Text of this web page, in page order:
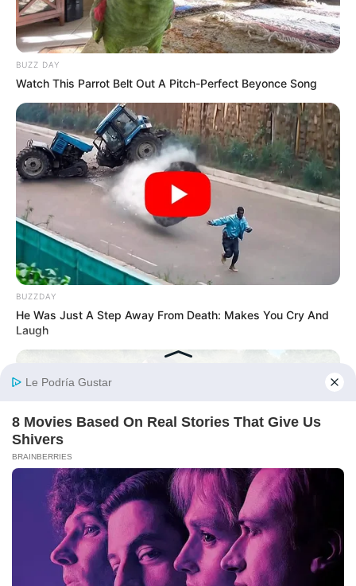
BUZZ DAY
Watch This Parrot Belt Out A Pitch-Perfect Beyonce Song
BUZZDAY
He Was Just A Step Away From Death: Makes You Cry And
Laugh
BUZZ DAY
Why Men Dream Of Brazilian Women: 6 Key Secrets